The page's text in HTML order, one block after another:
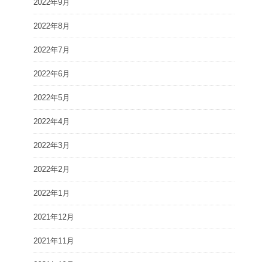
2022年9月
2022年8月
2022年7月
2022年6月
2022年5月
2022年4月
2022年3月
2022年2月
2022年1月
2021年12月
2021年11月